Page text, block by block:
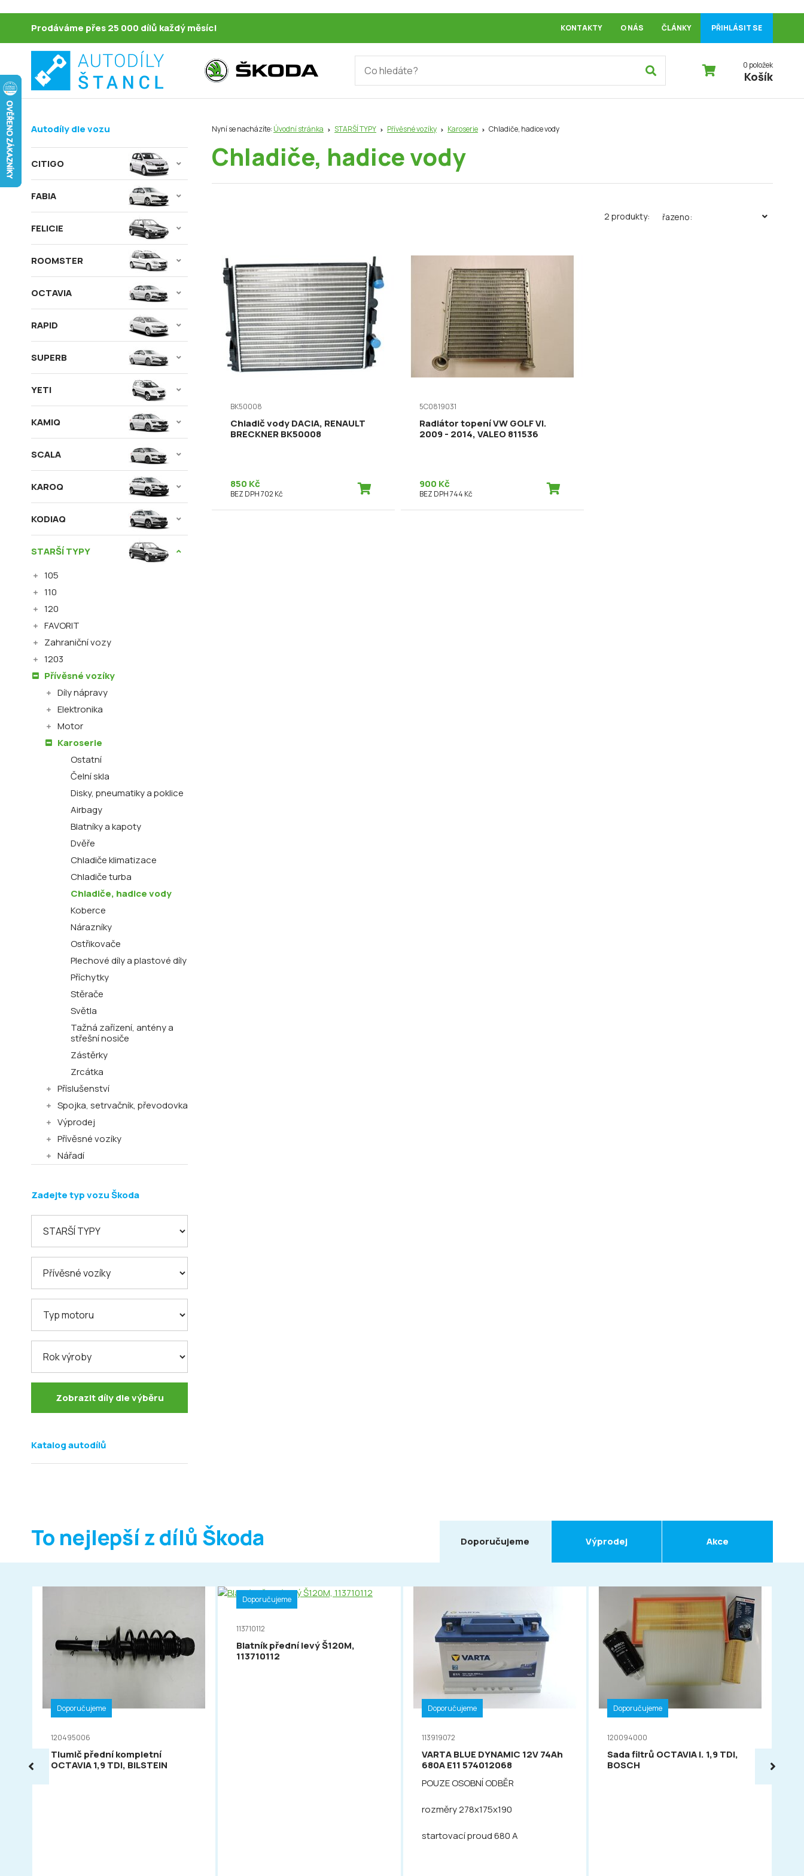
Prodáváme přes 25 000 dílů každý měsíc! KONTAKTY O NÁS ČLÁNKY PŘIHLÁSIT SE
0 položek
Košík
Nyní se nacházíte: Úvodní stránka STARŠÍ TYPY Přívěsné vozíky Karoserie Chladiče, hadice vody
Chladiče, hadice vody
2 produkty: řazeno:
BK50008
Chladič vody DACIA, RENAULT
BRECKNER BK50008
850 Kč
BEZ DPH 702 Kč
5C0819031
Radiátor topení VW GOLF VI.
2009 - 2014, VALEO 811536
900 Kč
BEZ DPH 744 Kč
Autodíly dle vozu
CITIGO
FABIA
FELICIE
ROOMSTER
OCTAVIA
RAPID
SUPERB
YETI
KAMIQ
SCALA
KAROQ
KODIAQ
STARŠÍ TYPY
105
110
120
FAVORIT
Zahraniční vozy
1203
Přívěsné vozíky
Díly nápravy
Elektronika
Motor
Karoserie
Ostatní
Čelní skla
Disky, pneumatiky a poklice
Airbagy
Blatníky a kapoty
Dvěře
Chladiče klimatizace
Chladiče turba
Chladiče, hadice vody
Koberce
Nárazníky
Ostřikovače
Plechové díly a plastové díly
Příchytky
Stěrače
Světla
Tažná zařízení, antény a
střešní nosiče
Zástěrky
Zrcátka
Příslušenství
Spojka, setrvačník, převodovka
Výprodej
Přívěsné vozíky
Nářadí
Zadejte typ vozu Škoda
Zobrazit díly dle výběru
Katalog autodílů
To nejlepší z dílů Škoda Doporučujeme Výprodej Akce
Doporučujeme
120495006
Tlumič přední kompletní
OCTAVIA 1,9 TDI, BILSTEIN
Doporučujeme
113710112
Blatník přední levý Š120M,
113710112
Doporučujeme
113919072
VARTA BLUE DYNAMIC 12V 74Ah
680A E11 574012068
POUZE OSOBNÍ ODBĚR
rozměry 278x175x190
startovací proud 680 A
Doporučujeme
120094000
Sada filtrů OCTAVIA I. 1,9 TDI,
BOSCH